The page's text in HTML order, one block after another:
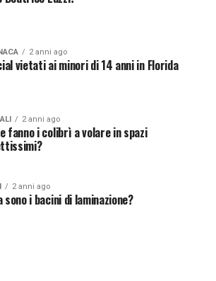
2 anni ago
vietati ai minori di 14 anni in Florida
2 anni ago
fanno i colibrì a volare in spazi
2 anni ago
sono i bacini di laminazione?